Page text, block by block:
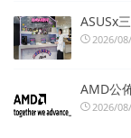
ASUSx
2026/
AMD公
2026/